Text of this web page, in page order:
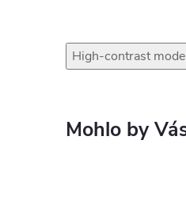
High-contrast mode